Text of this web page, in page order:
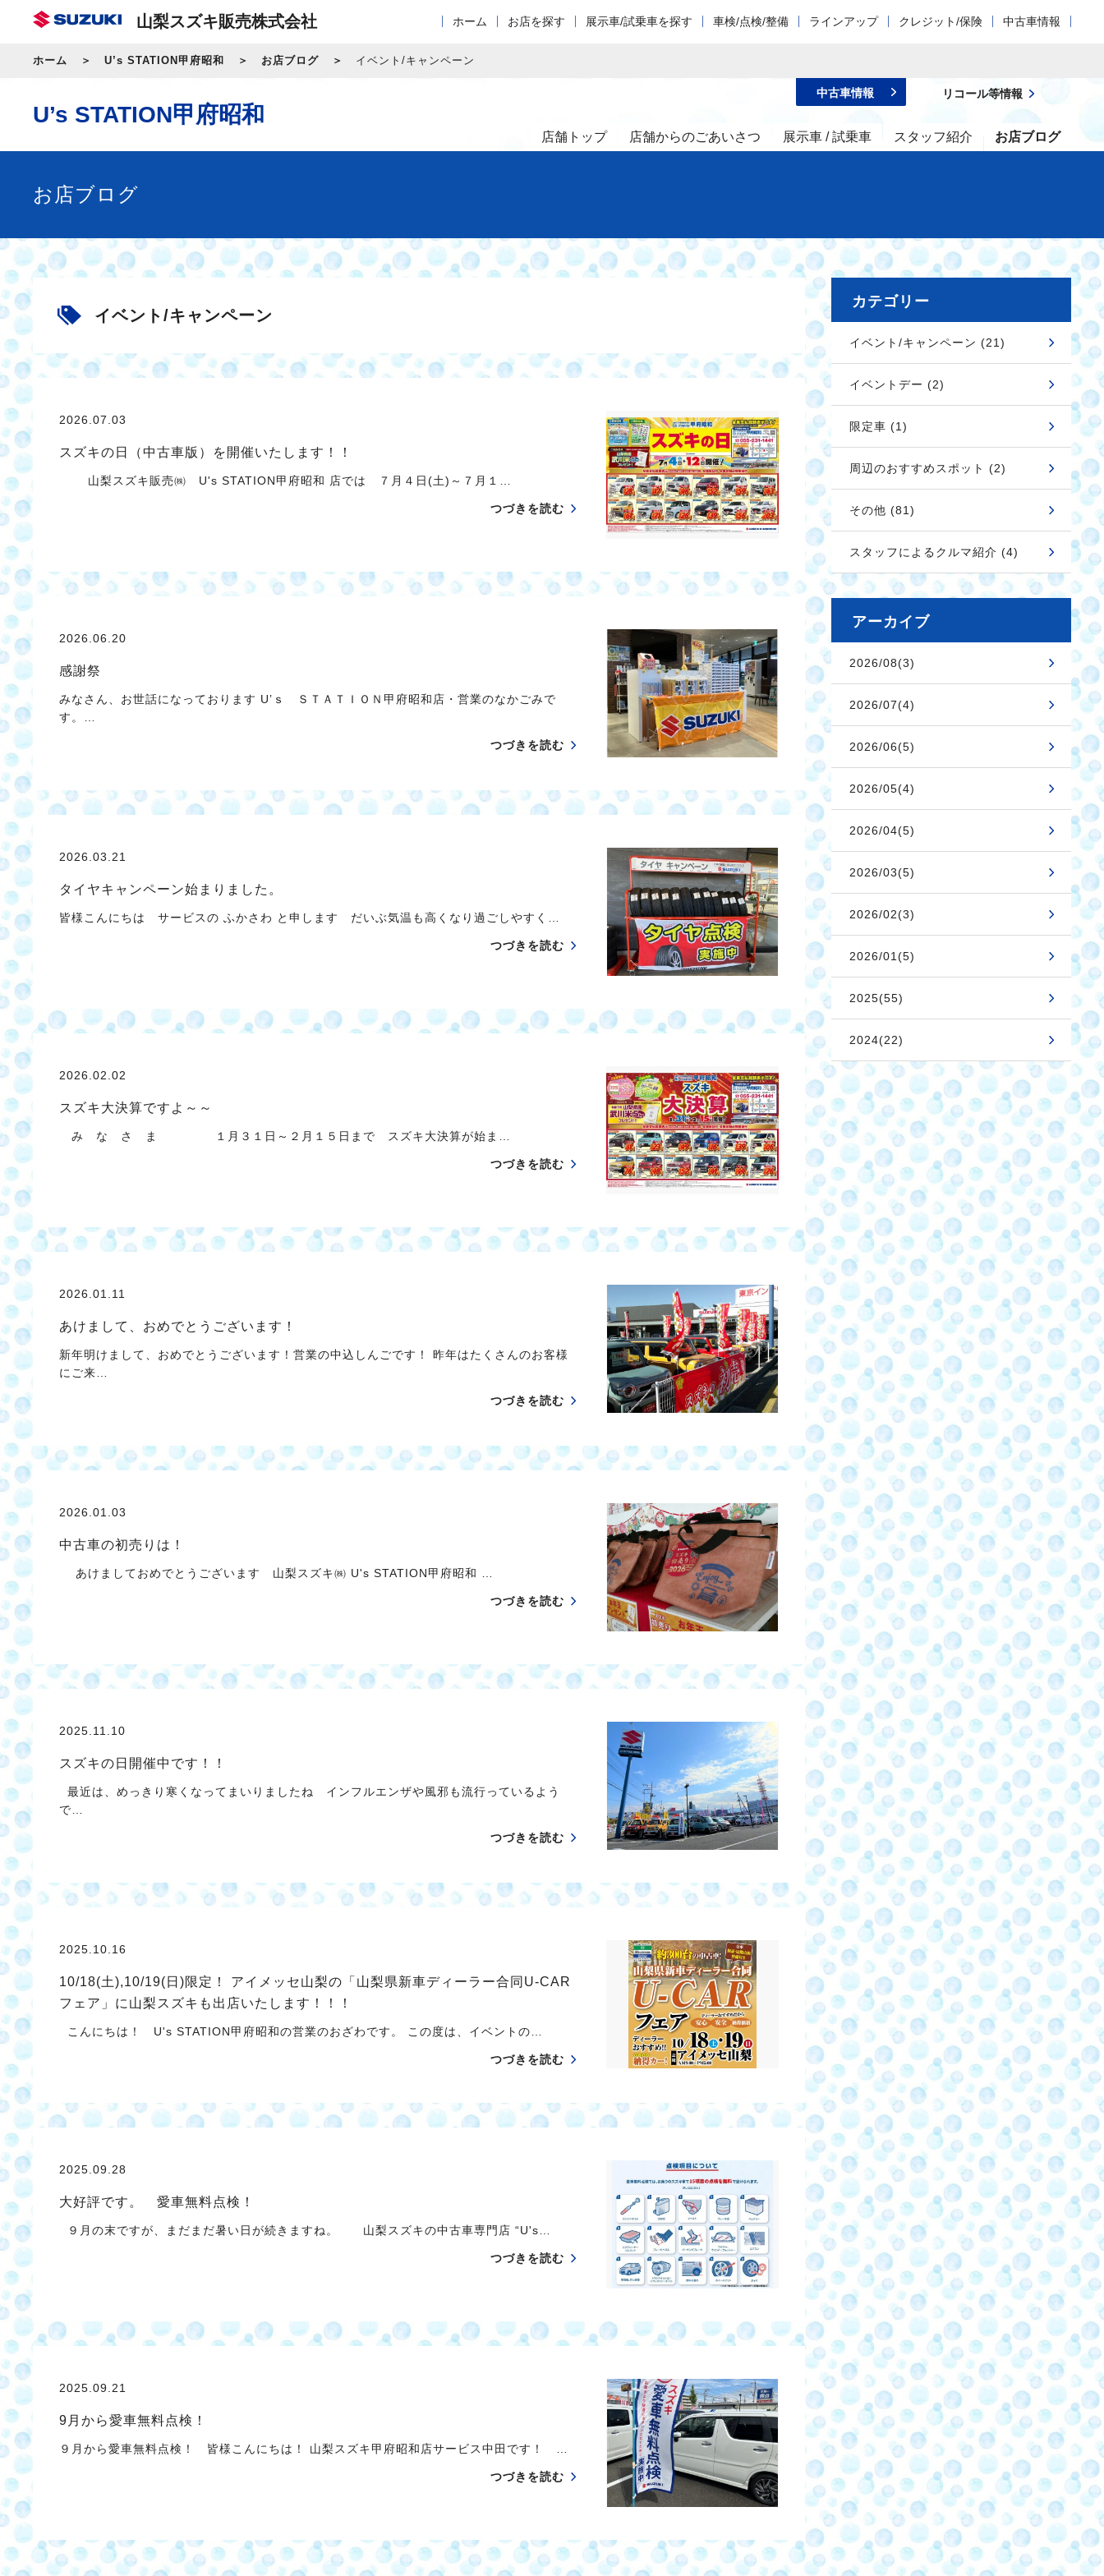
山梨スズキ販売株式会社 ホーム お店を探す 展示車/試乗車を探す 車検/点検/整備 ラインアップ クレジット/保険 中古車情報
ホーム U’s STATION甲府昭和 お店ブログ イベント/キャンペーン
U’s STATION甲府昭和
店舗トップ 店舗からのごあいさつ 展示車 / 試乗車 スタッフ紹介 お店ブログ
中古車情報 リコール等情報
お店ブログ
イベント/キャンペーン
2026.07.03
スズキの日（中古車版）を開催いたします！！
山梨スズキ販売㈱ U's STATION甲府昭和 店では ７月４日(土)～７月１…
つづきを読む
2026.06.20
感謝祭
みなさん、お世話になっております U’ｓ ＳＴＡＴＩＯＮ甲府昭和店・営業のなかごみで
す。…
つづきを読む
2026.03.21
タイヤキャンペーン始まりました。
皆様こんにちは サービスの ふかさわ と申します だいぶ気温も高くなり過ごしやすく…
つづきを読む
2026.02.02
スズキ大決算ですよ～～
み な さ ま １月３１日～２月１５日まで スズキ大決算が始ま…
つづきを読む
2026.01.11
あけまして、おめでとうございます！
新年明けまして、おめでとうございます！営業の中込しんごです！ 昨年はたくさんのお客様
にご来…
つづきを読む
2026.01.03
中古車の初売りは！
あけましておめでとうございます 山梨スズキ㈱ U's STATION甲府昭和 …
つづきを読む
2025.11.10
スズキの日開催中です！！
最近は、めっきり寒くなってまいりましたね インフルエンザや風邪も流行っているよう
で…
つづきを読む
2025.10.16
10/18(土),10/19(日)限定！ アイメッセ山梨の「山梨県新車ディーラー合同U-CAR
フェア」に山梨スズキも出店いたします！！！
こんにちは！ U's STATION甲府昭和の営業のおざわです。 この度は、イベントの…
つづきを読む
2025.09.28
大好評です。 愛車無料点検！
９月の末ですが、まだまだ暑い日が続きますね。 山梨スズキの中古車専門店 “U's…
つづきを読む
2025.09.21
9月から愛車無料点検！
９月から愛車無料点検！ 皆様こんにちは！ 山梨スズキ甲府昭和店サービス中田です！ …
つづきを読む
カテゴリー
イベント/キャンペーン (21)
イベントデー (2)
限定車 (1)
周辺のおすすめスポット (2)
その他 (81)
スタッフによるクルマ紹介 (4)
アーカイブ
2026/08(3)
2026/07(4)
2026/06(5)
2026/05(4)
2026/04(5)
2026/03(5)
2026/02(3)
2026/01(5)
2025(55)
2024(22)